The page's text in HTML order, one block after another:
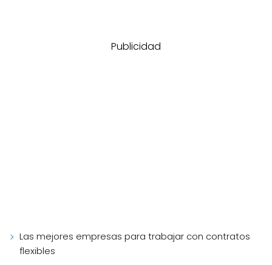
Publicidad
Las mejores empresas para trabajar con contratos
flexibles